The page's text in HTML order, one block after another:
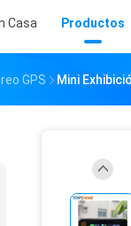
Casa Productos
GPS Mini